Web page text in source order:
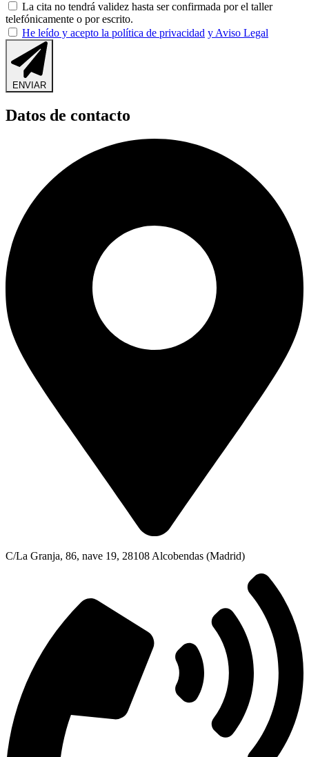
La cita no tendrá validez hasta ser confirmada por el taller
telefónicamente o por escrito.
He leído y acepto la política de privacidad y Aviso Legal
ENVIAR
Datos de contacto
C/La Granja, 86, nave 19, 28108 Alcobendas (Madrid)